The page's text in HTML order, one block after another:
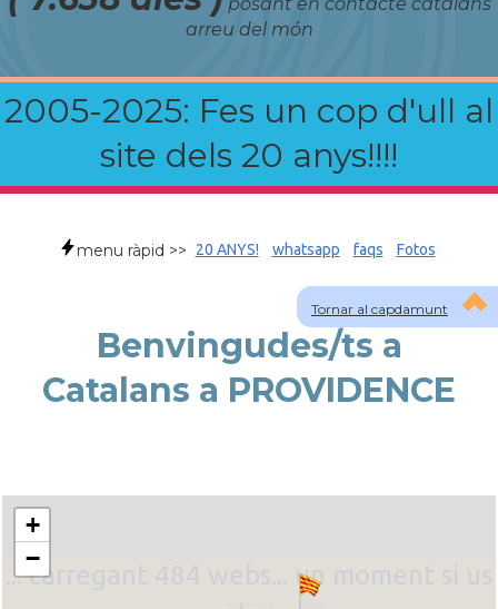
arreu del món
2005-2025: Fes un cop d'ull al
site dels 20 anys!!!!
Tornar al capdamunt
menu ràpid >> 20 ANYS! whatsapp faqs Fotos
Benvingudes/ts a
Catalans a PROVIDENCE
... carregant 484 webs... un moment si us
+
−